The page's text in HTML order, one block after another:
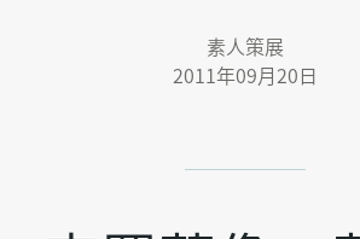
素人策展
2011年09月20日